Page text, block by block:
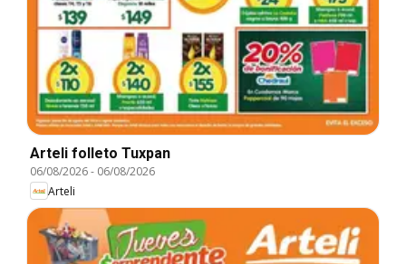
Arteli folleto Tuxpan
06/08/2026- 06/08/2026
Arteli